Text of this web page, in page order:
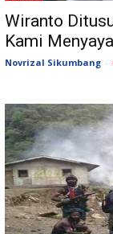
Wiranto
Kami
Novrizal Sikumbang -